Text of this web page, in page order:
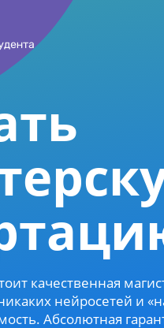
качественная
нейросетей и
Абсолютная